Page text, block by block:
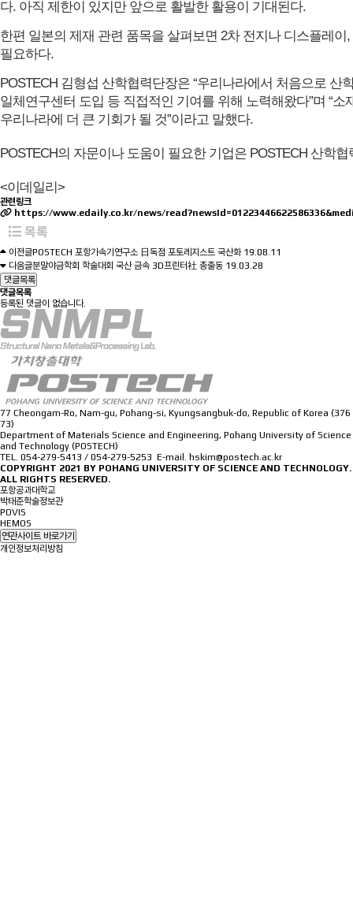
다. 아직 제한이 있지만 앞으로 활발한 활용이 기대된다.
한편 일본의 제재 관련 품목을 살펴보면 2차 전지나 디스플레
필요하다.
POSTECH 김형섭 산학협력단장은 “우리나라에서 처음으로
일체연구센터 도입 등 직접적인 기여를 위해 노력해왔다”며 “
우리나라에 더 큰 기회가 될 것”이라고 말했다.
POSTECH의 자문이나 도움이 필요한 기업은 POSTECH 산학
<이데일리>
관련링크
https://www.edaily.co.kr/news/
목록
이전글POSTECH 포항가속기연구소 日독점 포토레지스트 국산화 19.08.11
다음글분말야금학회 학술대회 국산 금속 3D프린터社 총출동 19.03.28
댓글목록
댓글목록
등록된 댓글이 없습니다.
77 Cheongam-Ro, Nam-gu, Pohang-si, Kyungsangbuk-do, Republic of Korea (376
73)
Department of Materials Science and Engineering, Pohang University of Science
and Technology (POSTECH)
TEL. 054-279-5413 / 054-279-5253 E-mail. hskim@postech.ac.kr
COPYRIGHT 2021 BY POHANG UNIVERSITY OF SCIENCE AND TECHNOLOGY.
ALL RIGHTS RESERVED.
포항공과대학교
박태준학술정보관
POVIS
HEMOS
연관사이트 바로가기
개인정보처리방침